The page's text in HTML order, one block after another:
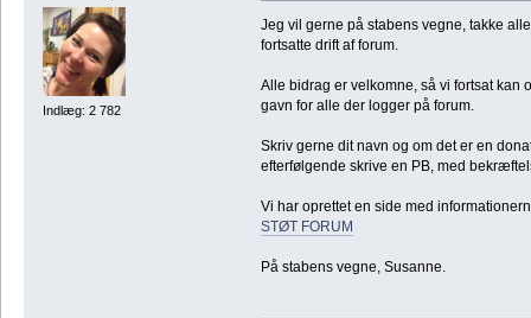
Indlæg: 2 782
Jeg vil gerne på stabens vegne, takke
fortsatte drift af forum.
Alle bidrag er velkomne, så vi fortsat kan
gavn for alle der logger på forum.
Skriv gerne dit navn og om det er en
efterfølgende skrive en PB, med
Vi har oprettet en side med
STØT FORUM
På stabens vegne, Susanne.